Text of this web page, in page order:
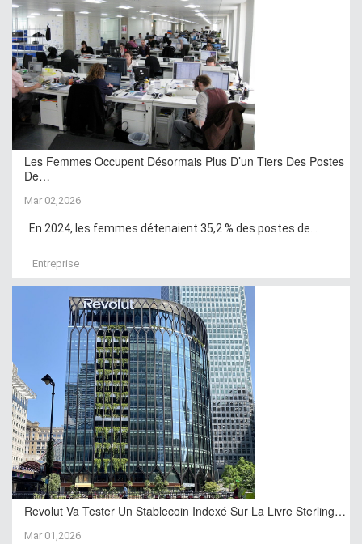
Les Femmes Occupent Désormais Plus D’un Tiers Des Postes
De…
Mar 02,2026
En 2024, les femmes détenaient 35,2 % des postes de...
Entreprise
Revolut Va Tester Un Stablecoin Indexé Sur La Livre Sterling…
Mar 01,2026